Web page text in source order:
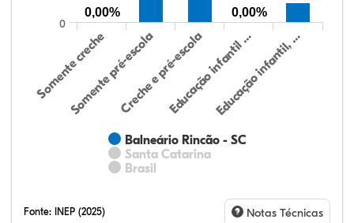
Balneário Rincão - SC
Santa Catarina
Brasil
Somente creche
Somente pré-escolaCreche e pré-escolaEducação infantil …Educação infantil, …
0
0,00% 0,00%
Fonte: INEP (2025) Notas Técnicas